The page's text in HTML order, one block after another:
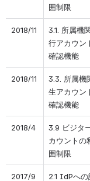
囲制限
2018/11
3.1. 所属機
行アカウン
確認機能
2018/11
3.3. 所属機
生アカウン
確認機能
2018/4
3.9 ビジタ
カウントの
囲制限
2017/9 2.1 IdPへの